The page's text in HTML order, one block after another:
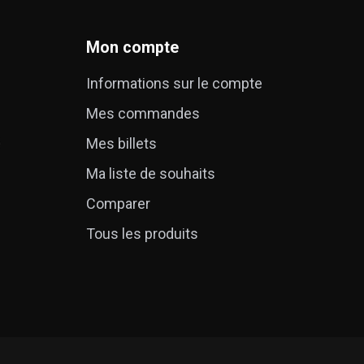
Mon compte
Informations sur le compte
Mes commandes
Mes billets
Ma liste de souhaits
Comparer
Tous les produits